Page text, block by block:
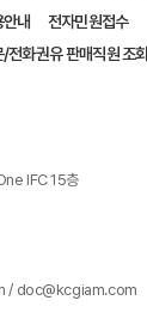
내
전자민원접수
/전화권유 판매직원 조회
IFC 15층
/ doc@kcgiam.com